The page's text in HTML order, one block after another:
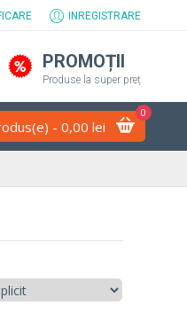
INREGISTRARE
PROMOȚII
Produse la super preț
- 0,00 lei
0